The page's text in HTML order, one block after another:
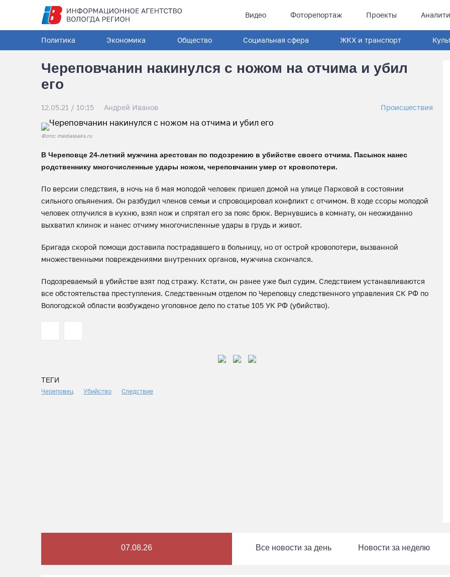
Видео Фоторепортаж Проекты
Политика Экономика Общество Социальная сфера ЖКХ и транспорт
Череповчанин накинулся с ножом на отчима и убил
его
12.05.21 / 10:15 Андрей Иванов Происшествия
Фото: medialeaks.ru
В Череповце 24-летний мужчина арестован по подозрению в убийстве своего отчима. Пасынок нанес
родственнику многочисленные удары ножом, череповчанин умер от кровопотери.
По версии следствия, в ночь на 6 мая молодой человек пришел домой на улице Парковой в состоянии
сильного опьянения. Он разбудил членов семьи и спровоцировал конфликт с отчимом. В ходе ссоры молодой
человек отлучился в кухню, взял нож и спрятал его за пояс брюк. Вернувшись в комнату, он неожиданно
выхватил клинок и нанес отчиму многочисленные удары в грудь и живот.
Бригада скорой помощи доставила пострадавшего в больницу, но от острой кровопотери, вызванной
множественными повреждениями внутренних органов, мужчина скончался.
Подозреваемый в убийстве взят под стражу. Кстати, он ранее уже был судим. Следствием устанавливаются
все обстоятельства преступления. Следственным отделом по Череповцу следственного управления СК РФ по
Вологодской области возбуждено уголовное дело по статье 105 УК РФ (убийство).
ТЕГИ
Череповец Убийство Следствие
07.08.26 Все новости за день Новости за неделю